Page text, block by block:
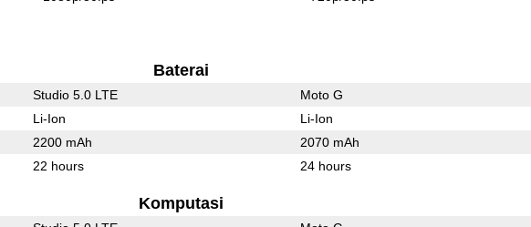
Baterai
Studio 5.0 LTE Moto G
Li-Ion Li-Ion
2200 mAh 2070 mAh
22 hours 24 hours
Komputasi